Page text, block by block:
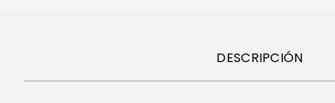
DESCRIPCIÓN